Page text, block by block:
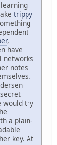
trippy
,
have
networks
notes
would try
a plain-
key. At